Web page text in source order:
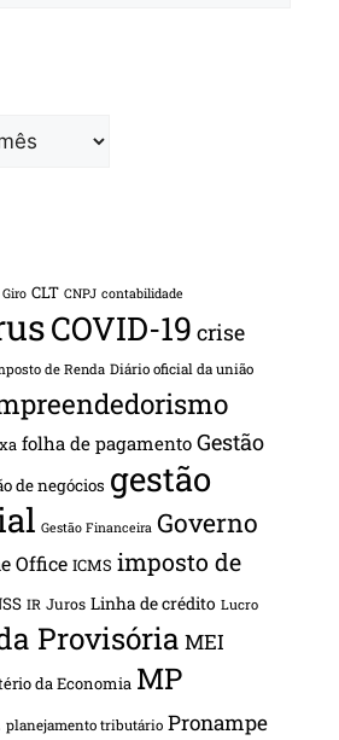
CLT CNPJ contabilidade
COVID-19 crise
de Renda Diário oficial da união
folha de pagamento Gestão
de negócios gestão
Gestão Financeira Governo
Office ICMS imposto de
IR Juros Linha de crédito Lucro
Provisória MEI
da Economia MP
planejamento tributário Pronampe